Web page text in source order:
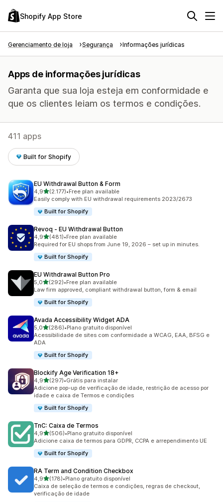
Shopify App Store
Gerenciamento de loja Segurança Informações jurídicas
Apps de informações jurídicas
Garanta que sua loja esteja em conformidade e
que os clientes leiam os termos e condições.
411 apps
Built for Shopify
EU Withdrawal Button & Form
4,9de 5 estrelas
(2.177)
2177 avaliações ao todo
•Free plan available
Easily comply with EU withdrawal requirements 2023/2673
Built for Shopify
Revoq ‑ EU Withdrawal Button
4,9de 5 estrelas
(481)
481 avaliações ao todo
•Free plan available
Required for EU shops from June 19, 2026 – set up in minutes.
Built for Shopify
EU Withdrawal Button Pro
5,0de 5 estrelas
(292)
292 avaliações ao todo
•Free plan available
Law firm approved, compliant withdrawal button, form & email
Built for Shopify
Avada Accessibility Widget ADA
5,0de 5 estrelas
(286)
286 avaliações ao todo
•Plano gratuito disponível
Acessibilidade de sites com conformidade a WCAG, EAA, BFSG e
ADA
Built for Shopify
Blockify Age Verification 18+
4,9de 5 estrelas
(297)
297 avaliações ao todo
•Grátis para instalar
Adicione pop-up de verificação de idade, restrição de acesso por
idade e caixa de Termos e condições
Built for Shopify
TnC: Caixa de Termos
4,9de 5 estrelas
(506)
506 avaliações ao todo
•Plano gratuito disponível
Adicione caixa de termos para GDPR, CCPA e arrependimento UE
Built for Shopify
RA Term and Condition Checkbox
4,9de 5 estrelas
(178)
178 avaliações ao todo
•Plano gratuito disponível
Caixa de seleção de termos e condições, regras de checkout,
verificação de idade